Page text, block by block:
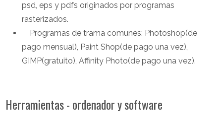
psd, eps y pdfs originados por programas
rasterizados.
Programas de trama comunes: Photoshop(de
pago mensual), Paint Shop(de pago una vez),
GIMP(gratuito), Affinity Photo(de pago una vez).
Herramientas - ordenador y software